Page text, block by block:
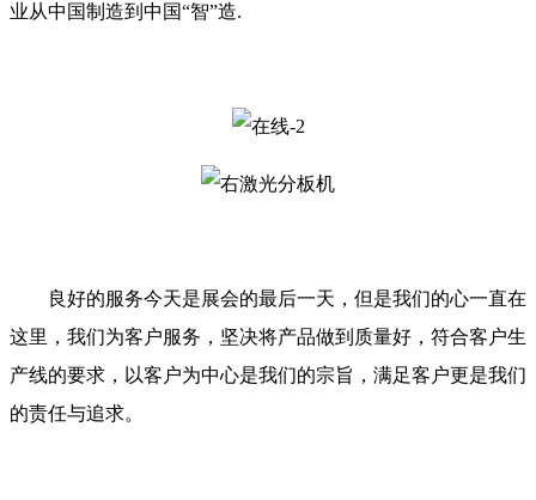
业从中国制造到中国“智”造.
良好的服务今天是展会的最后一天，但是我们的心一直在
这里，我们为客户服务，坚决将产品做到质量好，符合客户生
产线的要求，以客户为中心是我们的宗旨，满足客户更是我们
的责任与追求。